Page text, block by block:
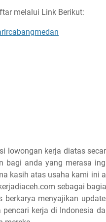
melalui Link Berikut:
lowongan kerja diatas
bagi anda yang merasa
kasih atas usaha kami ini
sebagai
berkarya menyajikan
pencari kerja di Indonesia